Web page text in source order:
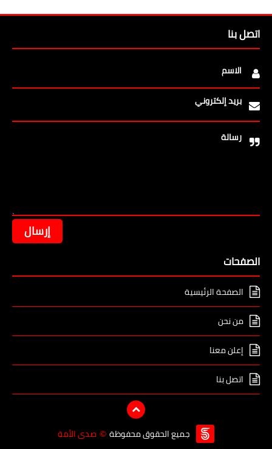
اتصل بنا
الاسم
بريد إلكتروني
رسالة
الصفحات
الصفحة الرئيسية
من نحن
إعلن معنا
اتصل بنا
جميع الحقوق محفوظة © صدى الأمة